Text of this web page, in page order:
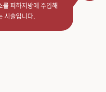
를 피하지방에 주입해
시술입니다.